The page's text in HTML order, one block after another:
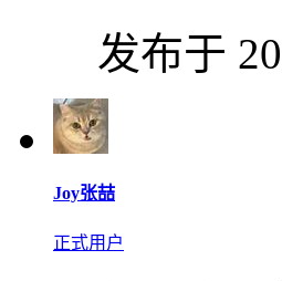
发布于
Joy张喆
正式用户